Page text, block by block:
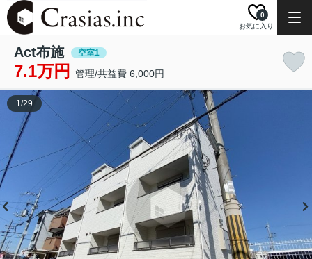
お気に入り
0
Act布施 空室1
7.1万円 管理/共益費 6,000円
1/29